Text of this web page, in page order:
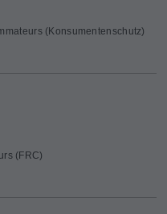
(Konsumentenschutz)
(FRC)